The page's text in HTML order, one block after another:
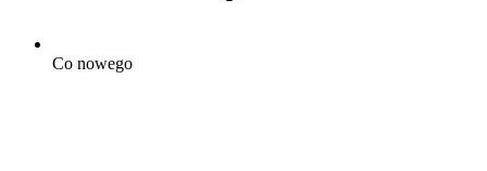
Co nowego